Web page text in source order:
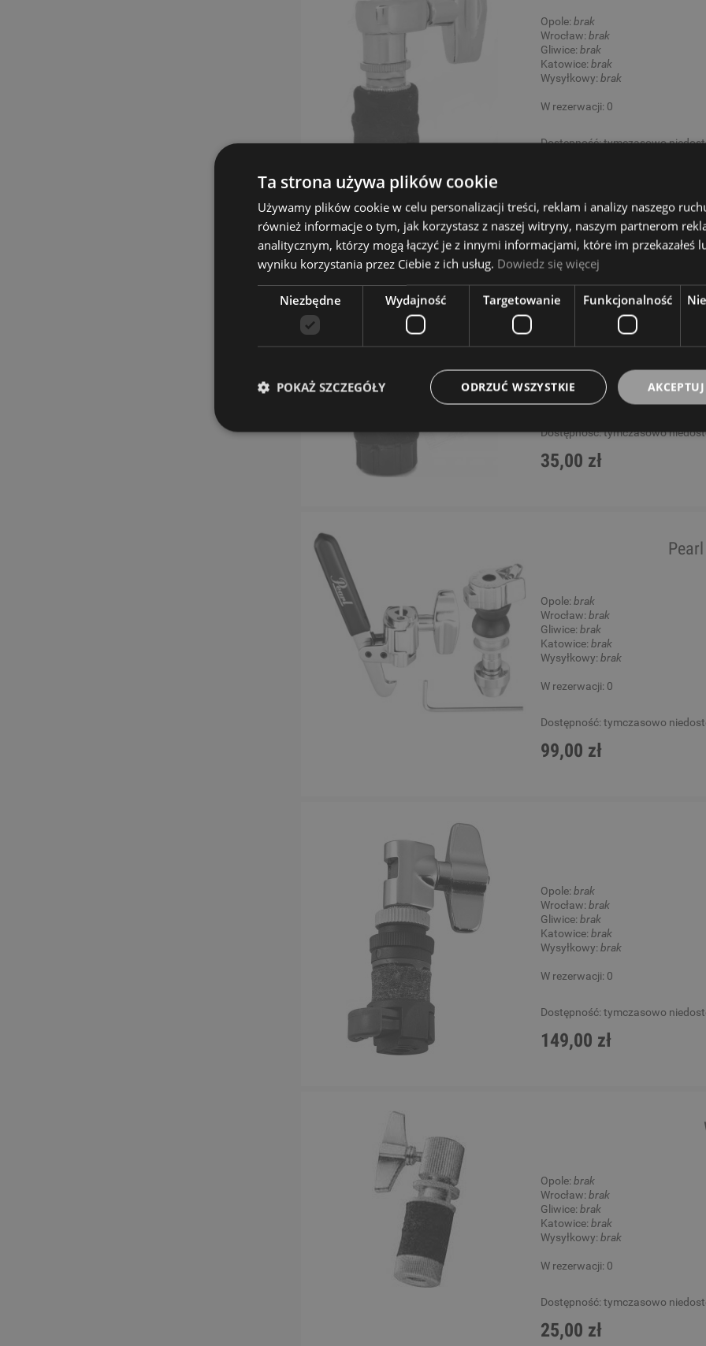
Opole:brak
Wrocław:brak
Gliwice:brak
Katowice:brak
Wysyłkowy:brak
W rezerwacji: 0
Dostępność:tymczasowo
Mes
Wysyłkowy:
W rezerwacji: 0
Dostępność:tymczasowo
35,00 zł
Opole:brak
Wrocław:brak
Gliwice:brak
Katowice:brak
Wysyłkowy:brak
W rezerwacji: 0
Dostępność: tymczasowo
99,00 zł
Opole:brak
Wrocław:brak
Gliwice:brak
Katowice:brak
Wysyłkowy:brak
W rezerwacji: 0
Dostępność: tymczasowo
149,00 zł
Opole:brak
Wrocław:brak
Gliwice:brak
Katowice:brak
Wysyłkowy:brak
W rezerwacji: 0
Dostępność: tymczasowo
25,00 zł
Ta strona używa plików cookie
Używamy plików cookie w celu personalizacji treści, reklam i analizy naszego
również informacje o tym, jak korzystasz z naszej witryny, naszym partnerom
analitycznym, którzy mogą łączyć je z innymi informacjami, które im przekazałeś
wyniku korzystania przez Ciebie z ich usług. Dowiedz się więcej
Niezbędne Wydajność Targetowanie Funkcjonalność
ODRZUĆ WSZYSTKIE
POKAŻ SZCZEGÓŁY